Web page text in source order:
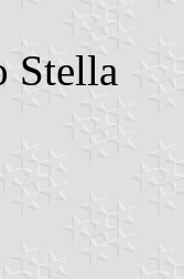
Stella